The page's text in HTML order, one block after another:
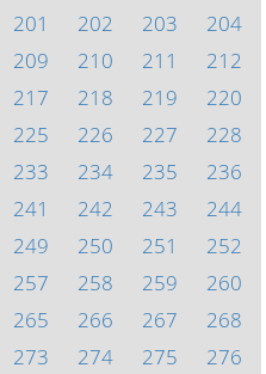
201 202 203
204
209 210 211
212
217 218 219
220
225 226 227
228
233 234 235
236
241 242 243
244
249 250 251
252
257 258 259
260
265 266 267
268
273 274 275
276